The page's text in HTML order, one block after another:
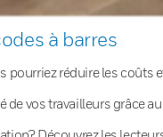
à barres
pourriez réduire les coûts
de vos travailleurs grâce